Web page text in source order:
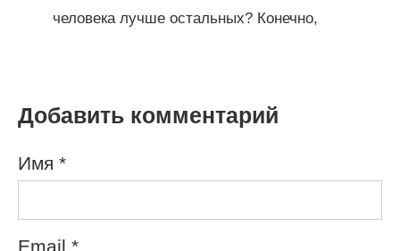
человека лучше остальных? Конечно,
Добавить комментарий
Имя *
Email *